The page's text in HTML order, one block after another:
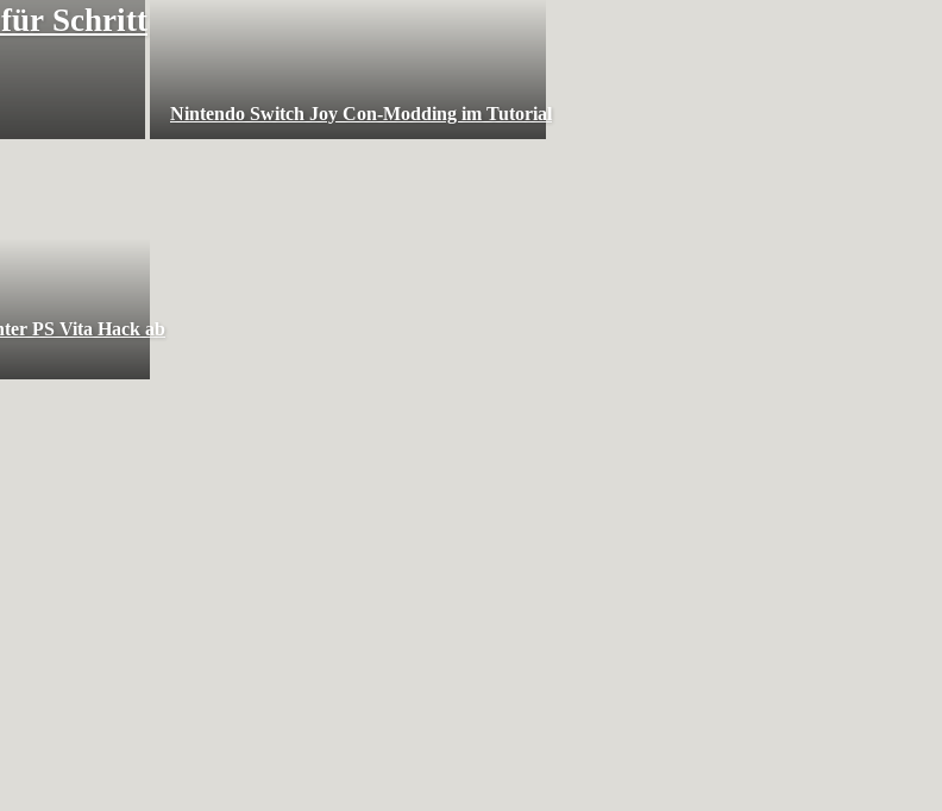
für Schritt
Nintendo Switch Joy Con-Modding im Tutorial
PS Vita Hack ab